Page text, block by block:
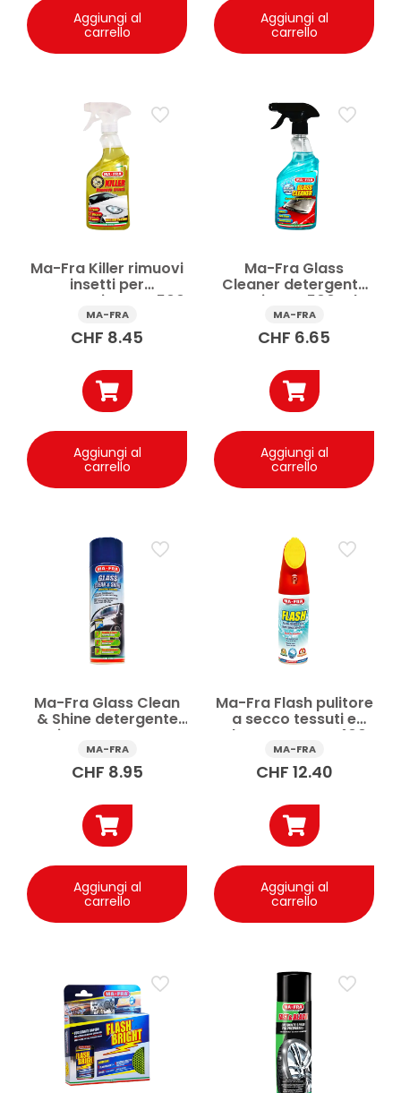
Aggiungi al
carrello
Aggiungi al
carrello
Ma-Fra Killer rimuovi
insetti per
carrozzeria auto 500
ml
MA-FRA
CHF 8.45
Aggiungi al
carrello
Ma-Fra Glass
Cleaner detergente
vetri auto 500 ml
MA-FRA
CHF 6.65
Aggiungi al
carrello
Ma-Fra Glass Clean
& Shine detergente
vetri sgrassante auto
500 ml
MA-FRA
CHF 8.95
Aggiungi al
carrello
Ma-Fra Flash pulitore
a secco tessuti e
alcantara auto 400
ml
MA-FRA
CHF 12.40
Aggiungi al
carrello